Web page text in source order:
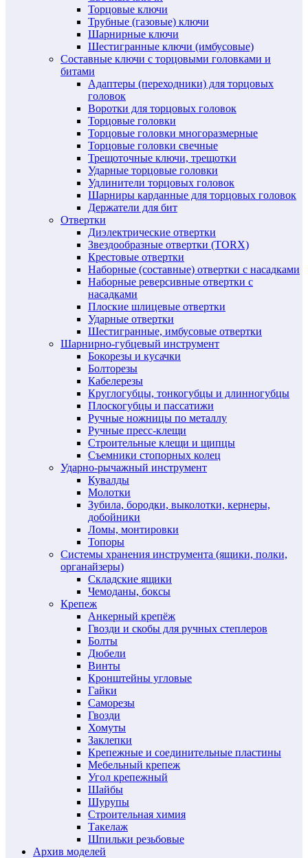
Торцовые ключи
Трубные (газовые) ключи
Шарнирные ключи
Шестигранные ключи (имбусовые)
Составные ключи с торцовыми головками и
битами
Адаптеры (переходники) для торцовых
головок
Воротки для торцовых головок
Торцовые головки
Торцовые головки многоразмерные
Торцовые головки свечные
Трещоточные ключи, трещотки
Ударные торцовые головки
Удлинители торцовых головок
Шарниры карданные для торцовых головок
Держатели для бит
Отвертки
Диэлектрические отвертки
Звездообразные отвертки (TORX)
Крестовые отвертки
Наборные (составные) отвертки с насадками
Наборные реверсивные отвертки с
насадками
Плоские шлицевые отвертки
Ударные отвертки
Шестигранные, имбусовые отвертки
Шарнирно-губцевый инструмент
Бокорезы и кусачки
Болторезы
Кабелерезы
Круглогубцы, тонкогубцы и длинногубцы
Плоскогубцы и пассатижи
Ручные ножницы по металлу
Ручные пресс-клещи
Строительные клещи и щипцы
Съемники стопорных колец
Ударно-рычажный инструмент
Кувалды
Молотки
Зубила, бородки, выколотки, кернеры,
добойники
Ломы, монтировки
Топоры
Системы хранения инструмента (ящики, полки,
органайзеры)
Складские ящики
Чемоданы, боксы
Крепеж
Анкерный крепёж
Гвозди и скобы для ручных степлеров
Болты
Дюбели
Винты
Кронштейны угловые
Гайки
Саморезы
Гвозди
Хомуты
Заклепки
Крепежные и соединительные пластины
Мебельный крепеж
Угол крепежный
Шайбы
Шурупы
Строительная химия
Такелаж
Шпильки резьбовые
Архив моделей